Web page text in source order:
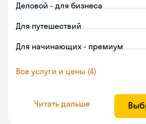
Деловой - для бизнеса
Для путешествий
Для начинающих - премиум
Все услуги и цены (4)
Читать дальше